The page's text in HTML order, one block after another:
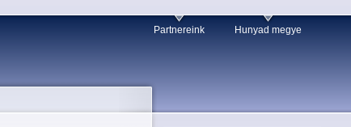
Partnereink Hunyad megye